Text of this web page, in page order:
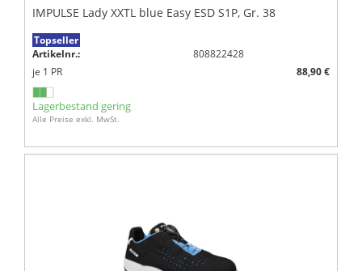
IMPULSE Lady XXTL blue Easy ESD S1P, Gr. 38
Topseller
Artikelnr.:
808822428
je 1 PR 88,90 €
Lagerbestand gering
Alle Preise exkl. MwSt.